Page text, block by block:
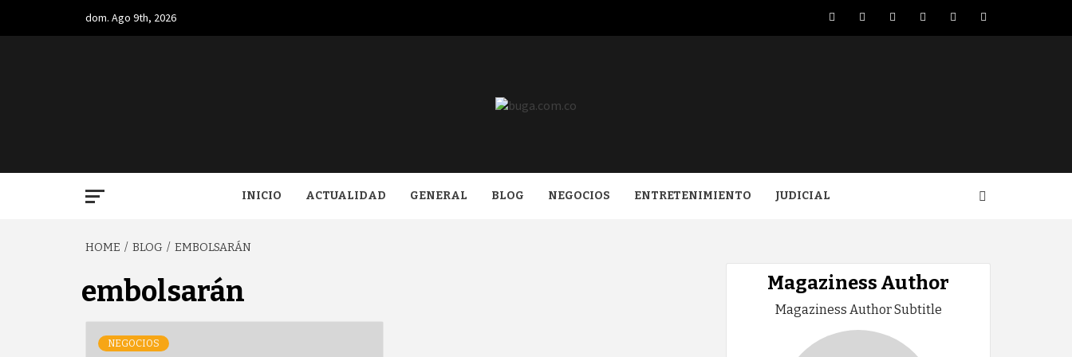
content
dom. Ago 9th, 2026 FacebookTwitterLinkedIn
VK YouTubeInstagram
BUGA.COM.CO
INICIO ACTUALIDAD GENERAL BLOG NEGOCIOS ENTRETENIMIENTO JUDICIAL
HOME BLOG EMBOLSARÁN
embolsarán
NEGOCIOS
Magaziness Author
Magaziness Author Subtitle